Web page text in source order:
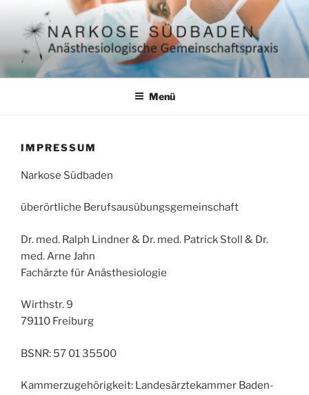
Inhalt
springen
NARKOSE SÜDBADEN – DRES.
RALPH LINDNER & DR.
ambulante Anästhesie, Kinderanästhesie, Notfallmedizin in
Menü
IMPRESSUM
Narkose Südbaden
überörtliche Berufsausübungsgemeinschaft
Dr. med. Ralph Lindner & Dr. med. Patrick Stoll & Dr.
med. Arne Jahn
Fachärzte für Anästhesiologie
Wirthstr. 9
79110 Freiburg
BSNR: 57 01 35500
Kammerzugehörigkeit: Landesärztekammer Baden-